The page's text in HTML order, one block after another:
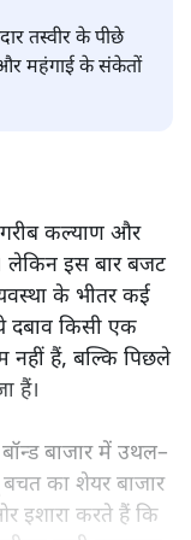
तस्वीर के पीछे
महंगाई के संकेतों
कल्याण और